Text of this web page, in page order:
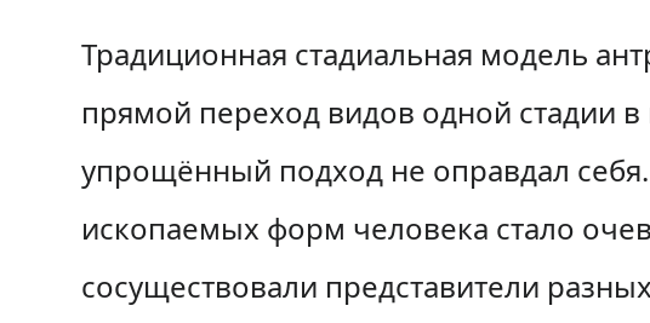
Традиционная стадиальная модель
прямой переход видов одной стадии
упрощённый подход не оправдал
ископаемых форм человека стало
сосуществовали представители